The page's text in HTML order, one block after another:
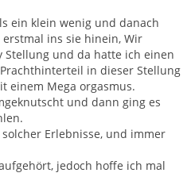
ein klein wenig und danach
ins sie hinein, Wir
und da hatte ich einen
in dieser Stellung
einem Mega orgasmus.
und dann ging es
Erlebnisse, und immer
jedoch hoffe ich mal